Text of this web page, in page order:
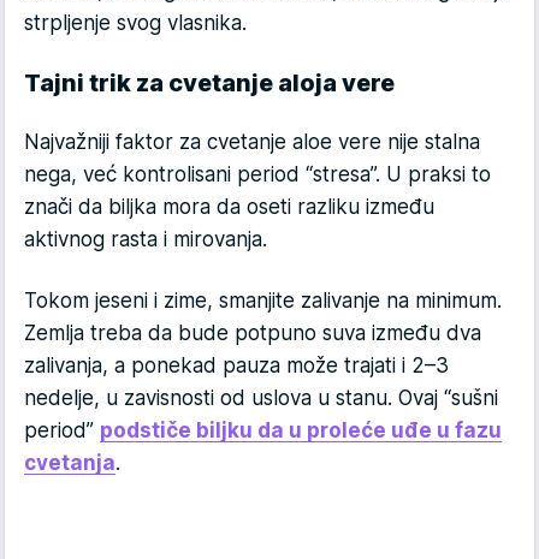
strpljenje svog vlasnika.
Tajni trik za cvetanje aloja vere
Najvažniji faktor za cvetanje aloe vere nije stalna
nega, već kontrolisani period “stresa”. U praksi to
znači da biljka mora da oseti razliku između
aktivnog rasta i mirovanja.
Tokom jeseni i zime, smanjite zalivanje na minimum.
Zemlja treba da bude potpuno suva između dva
zalivanja, a ponekad pauza može trajati i 2–3
nedelje, u zavisnosti od uslova u stanu. Ovaj “sušni
period” podstiče biljku da u proleće uđe u fazu
cvetanja.